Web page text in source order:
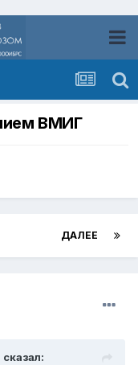
ВМИГ
ДАЛЕЕ
сказал: